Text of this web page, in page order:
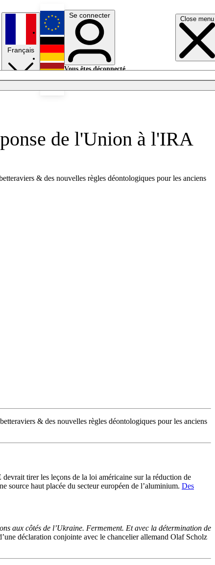
Close menu
Français
English
Deutsch
Se connecter
Vous êtes déconnecté.
de l'Union à l'IRA
& des nouvelles règles déontologiques pour les anciens
& des nouvelles règles déontologiques pour les anciens
tirer les leçons de la loi américaine sur la réduction de
source haut placée du secteur européen de l’aluminium. Des
aux côtés de l’Ukraine. Fermement. Et avec la détermination de
déclaration conjointe avec le chancelier allemand Olaf Scholz